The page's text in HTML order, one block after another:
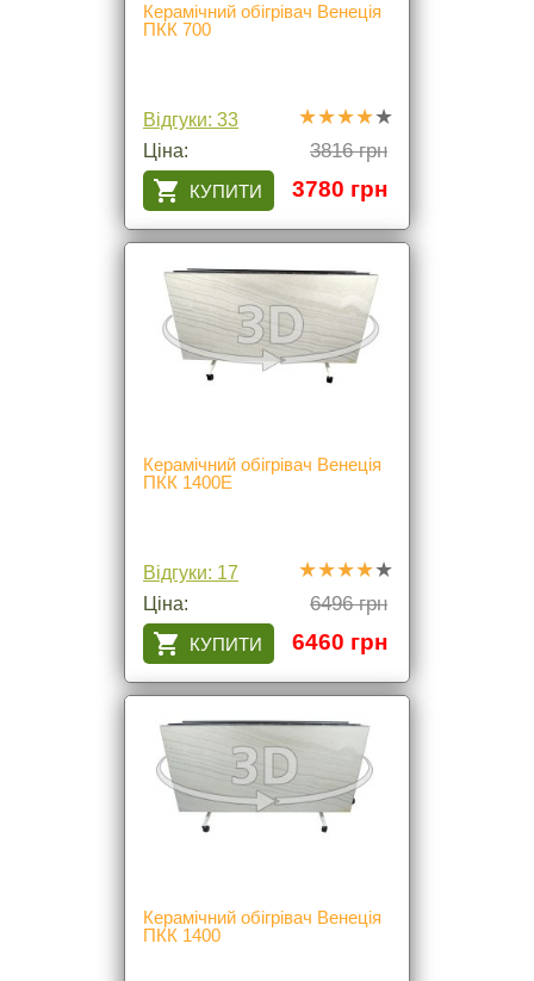
Керамічний обігрівач Венеція
ПКК 700
Відгуки: 33
Ціна:
3816 грн
3780 грн
Керамічний обігрівач Венеція
ПКК 1400Е
Відгуки: 17
Ціна:
6496 грн
6460 грн
Керамічний обігрівач Венеція
ПКК 1400